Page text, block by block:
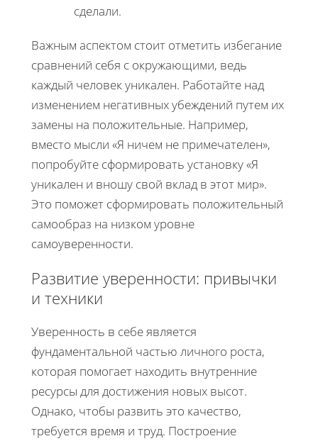
сделали.
Важным аспектом стоит отметить избегание
сравнений себя с окружающими, ведь
каждый человек уникален. Работайте над
изменением негативных убеждений путем их
замены на положительные. Например,
вместо мысли «Я ничем не примечателен»,
попробуйте сформировать установку «Я
уникален и вношу свой вклад в этот мир».
Это поможет сформировать положительный
самообраз на низком уровне
самоуверенности.
Развитие уверенности: привычки
и техники
Уверенность в себе является
фундаментальной частью личного роста,
которая помогает находить внутренние
ресурсы для достижения новых высот.
Однако, чтобы развить это качество,
требуется время и труд. Построение